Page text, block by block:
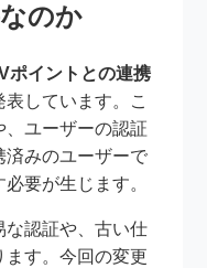
のか
ポイントとの連携
表しています。こ
、ユーザーの認証
済みのユーザーで
要が生じます。
な認証や、古い仕
す。今回の変更